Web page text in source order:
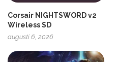
Corsair NIGHTSWORD v2
Wireless SD
augusti 6, 2026Liberty 5 Pro